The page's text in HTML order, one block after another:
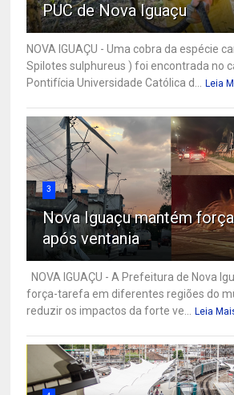
PUC de Nova Iguaçu
NOVA IGUAÇU - Uma cobra da espécie
Spilotes sulphureus ) foi encontrada no
Pontifícia Universidade Católica d... Leia
3
Nova Iguaçu mantém
após ventania
NOVA IGUAÇU - A Prefeitura de Nova
força-tarefa em diferentes regiões do
reduzir os impactos da forte ve... Leia